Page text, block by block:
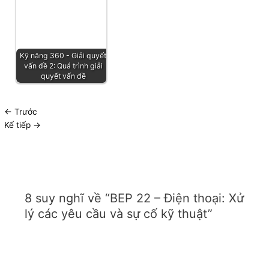
Kỹ năng 360 - Giải quyết
vấn đề 2: Quá trình giải
quyết vấn đề
← Trước
Kế tiếp →
8 suy nghĩ về “BEP 22 – Điện thoại: Xử
lý các yêu cầu và sự cố kỹ thuật”